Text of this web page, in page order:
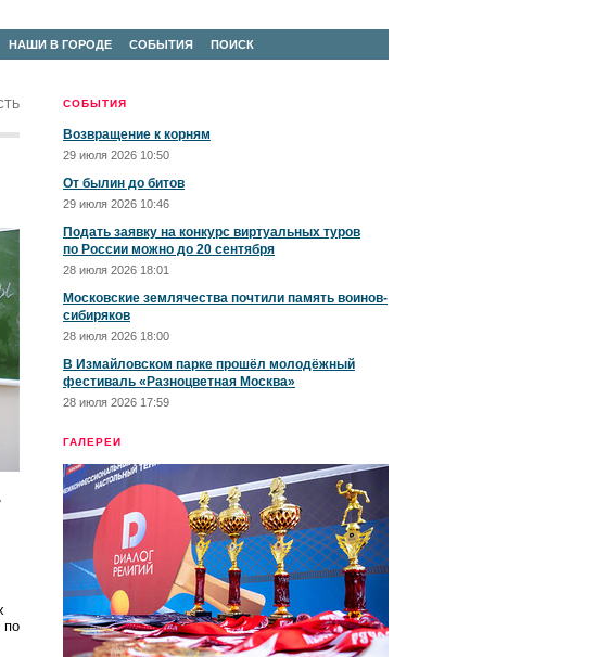
НАШИ В ГОРОДЕ СОБЫТИЯ ПОИСК
СОБЫТИЯ
Возвращение к корням
29 июля 2026 10:50
От былин до битов
29 июля 2026 10:46
Подать заявку на конкурс виртуальных туров
по России можно до 20 сентября
28 июля 2026 18:01
Московские землячества почтили память воинов-
сибиряков
28 июля 2026 18:00
В Измайловском парке прошёл молодёжный
фестиваль «Разноцветная Москва»
28 июля 2026 17:59
ГАЛЕРЕИ
по